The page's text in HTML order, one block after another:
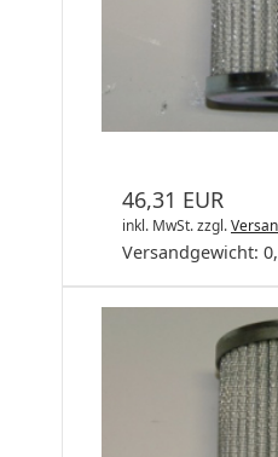
Hydraulikölfilter
46,31 EUR
inkl. MwSt.zzgl.
Versandgewicht: